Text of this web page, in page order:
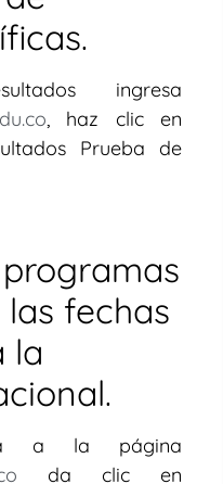
ingresa
, haz clic en
Prueba de
fechas
la
a la página
da clic en